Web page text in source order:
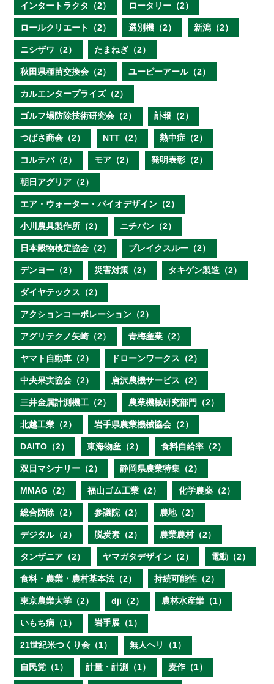
インタートラクタ（2） ロータリー（2）
ロールクリエート（2） 選別機（2） 新潟（2）
ニシザワ（2） たまねぎ（2）
秋田県種苗交換会（2） ユーピーアール（2）
カルエンタープライズ（2）
ゴルフ場防除技術研究会（2） 訃報（2）
つばさ商会（2） NTT（2） 熱中症（2）
コルテバ（2） モア（2） 発明表彰（2）
朝日アグリア（2）
エア・ウォーター・バイオデザイン（2）
小川農具製作所（2） ニチバン（2）
日本穀物検定協会（2） ブレイクスルー（2）
デンヨー（2） 災害対策（2） タキゲン製造（2）
ダイヤテックス（2）
アクションコーポレーション（2）
アグリテクノ矢崎（2） 青梅産業（2）
ヤマト自動車（2） ドローンワークス（2）
中央果実協会（2） 唐沢農機サービス（2）
三井金属計測機工（2） 農業機械研究部門（2）
北越工業（2） 岩手県農業機械協会（2）
DAITO（2） 東海物産（2） 食料自給率（2）
双日マシナリー（2） 静岡県農業特集（2）
MMAG（2） 福山ゴム工業（2） 化学農薬（2）
総合防除（2） 参議院（2） 農地（2）
デジタル（2） 脱炭素（2） 農業農村（2）
タンザニア（2） ヤマガタデザイン（2） 電動（2）
食料・農業・農村基本法（2） 持続可能性（2）
東京農業大学（2） dji（2） 農林水産業（1）
いもち病（1） 岩手展（1）
21世紀米つくり会（1） 無人ヘリ（1）
自民党（1） 計量・計測（1） 麦作（1）